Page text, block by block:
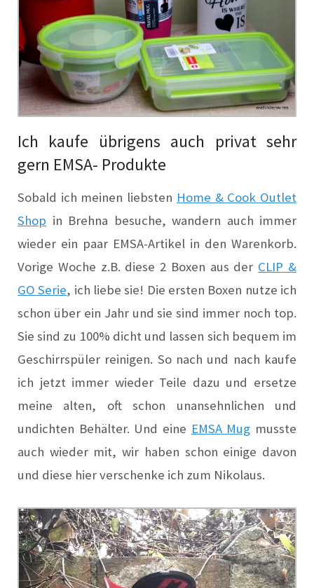
Ich kaufe übrigens auch privat sehr
gern EMSA- Produkte
Sobald ich meinen liebsten Home & Cook Outlet
Shop in Brehna besuche, wandern auch immer
wieder ein paar EMSA-Artikel in den Warenkorb.
Vorige Woche z.B. diese 2 Boxen aus der CLIP &
GO Serie, ich liebe sie! Die ersten Boxen nutze ich
schon über ein Jahr und sie sind immer noch top.
Sie sind zu 100% dicht und lassen sich bequem im
Geschirrspüler reinigen. So nach und nach kaufe
ich jetzt immer wieder Teile dazu und ersetze
meine alten, oft schon unansehnlichen und
undichten Behälter. Und eine EMSA Mug musste
auch wieder mit, wir haben schon einige davon
und diese hier verschenke ich zum Nikolaus.